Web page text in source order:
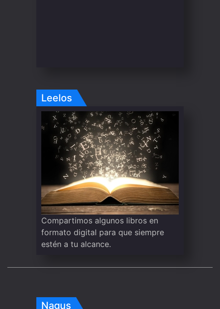
Leelos
Compartimos algunos libros en
formato digital para que siempre
estén a tu alcance.
Nagus